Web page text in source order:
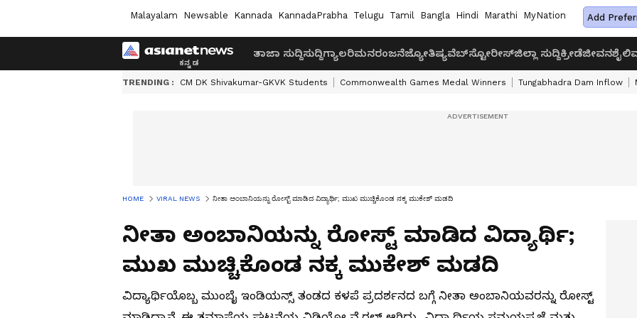
Malayalam Newsable Kannada KannadaPrabha Telugu Tamil Bangla Hindi Marathi MyNation Add
ತಾಜಾ ಸುದ್ದಿಸುದ್ದಿಗ್ಯಾಲರಿಮನರಂಜನೆಜ್ಯೋತಿಷ್ಯವೆಬ್‌ಸ್ಟೋರೀಸ್ಜಿಲ್ಲಾ ಸುದ್ದಿಕ್ರೀಡೆಜೀವನಶೈಲಿ
TRENDING : CM DK Shivakumar-GKVK Students Commonwealth Games Medal Winners Tungabhadra Dam Inflow
HOME VIRAL NEWS ನೀತಾ ಅಂಬಾನಿಯನ್ನು ರೋಸ್ಟ್ ಮಾಡಿದ ವಿದ್ಯಾರ್ಥಿ; ಮುಖ ಮುಚ್ಚಿಕೊಂಡ ನಕ್ಕ ಮುಕೇಶ್ ಮಡದಿ
ನೀತಾ ಅಂಬಾನಿಯನ್ನು ರೋಸ್ಟ್ ಮಾಡಿದ ವಿದ್ಯಾರ್ಥಿ;
ಮುಖ ಮುಚ್ಚಿಕೊಂಡ ನಕ್ಕ ಮುಕೇಶ್ ಮಡದಿ
ವಿದ್ಯಾರ್ಥಿಯೊಬ್ಬ ಮುಂಬೈ ಇಂಡಿಯನ್ಸ್ ತಂಡದ ಕಳಪೆ ಪ್ರದರ್ಶನದ ಬಗ್ಗೆ ನೀತಾ ಅಂಬಾನಿಯವರನ್ನು ರೋಸ್ಟ್